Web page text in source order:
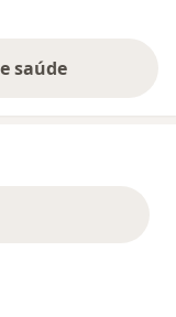
saúde